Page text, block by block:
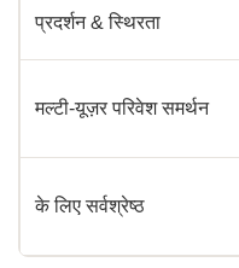
प्रदर्शन & स्थिरता
मल्टी-यूज़र परिवेश समर्थन
के लिए सर्वश्रेष्ठ